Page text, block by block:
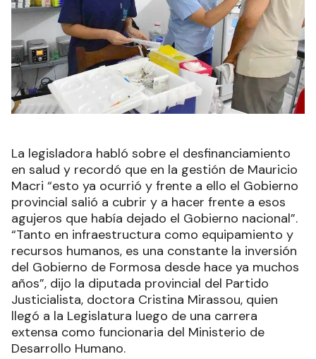
La legisladora habló sobre el desfinanciamiento
en salud y recordó que en la gestión de Mauricio
Macri “esto ya ocurrió y frente a ello el Gobierno
provincial salió a cubrir y a hacer frente a esos
agujeros que había dejado el Gobierno nacional”.
“Tanto en infraestructura como equipamiento y
recursos humanos, es una constante la inversión
del Gobierno de Formosa desde hace ya muchos
años”, dijo la diputada provincial del Partido
Justicialista, doctora Cristina Mirassou, quien
llegó a la Legislatura luego de una carrera
extensa como funcionaria del Ministerio de
Desarrollo Humano.